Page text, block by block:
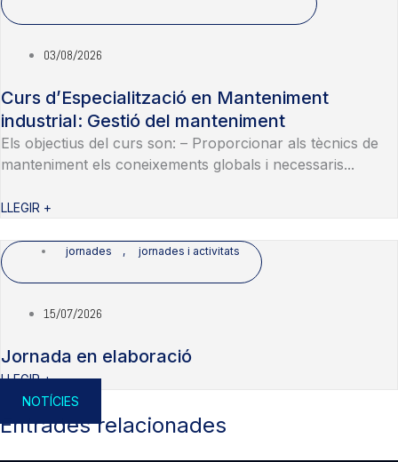
03/08/2026
Curs d’Especialització en Manteniment
industrial: Gestió del manteniment
Els objectius del curs son: – Proporcionar als tècnics de
manteniment els coneixements globals i necessaris...
LLEGIR +
jornades , jornades i activitats
15/07/2026
Jornada en elaboració
LLEGIR +
NOTÍCIES
Entrades relacionades